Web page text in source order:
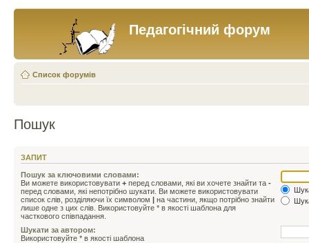
Педагогічний форум
Список форумів
Пошук
ЗАПИТ
Пошук за ключовими словами:
Ви можете використовувати + перед словами, які ви хочете знайти та -
перед словами, які непотрібно шукати. Ви можете використовувати
список слів, розділяючи їх символом | на частини, якщо потрібно знайти
лише одне з цих слів. Використовуйте * в якості шаблона для
часткового співпадання.
Шукати за автором:
Використовуйте * в якості шаблона